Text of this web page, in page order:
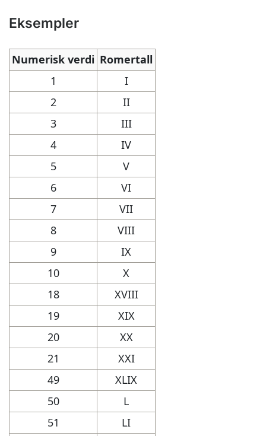
Eksempler
Numerisk verdi Romertall
1
I
2
II
3
III
4
IV
5
V
6
VI
7
VII
8
VIII
9
IX
10
X
18
XVIII
19
XIX
20
XX
21
XXI
49
XLIX
50
L
51
LI